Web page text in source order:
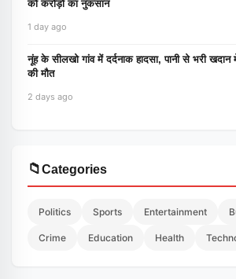
को करोड़ों का नुकसान
1 day ago
नूंह के सीलखो गांव में दर्दनाक हादसा, पानी से भरी
की मौत
2 days ago
📁Categories
Politics Sports Entertainment
Crime Education Health